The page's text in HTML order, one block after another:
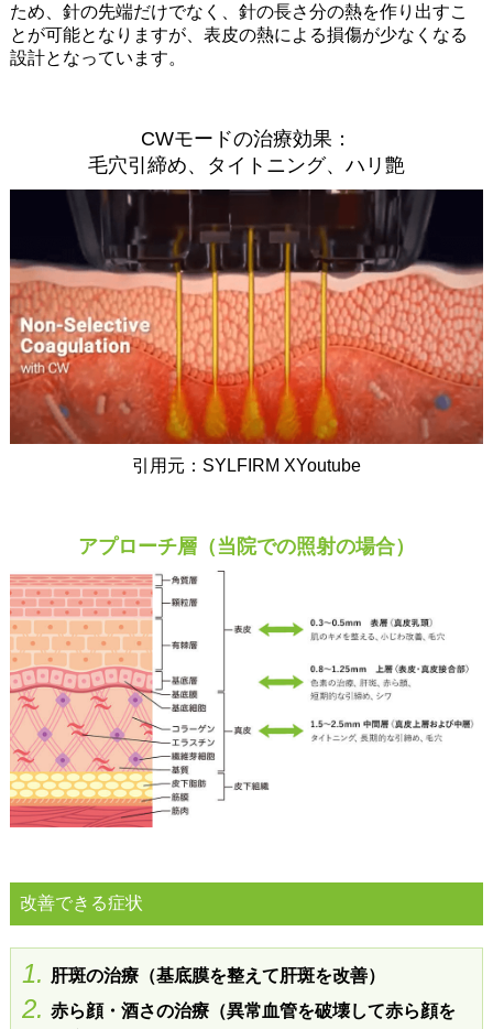
ため、針の先端だけでなく、針の長さ分の熱を作り出すこ
とが可能となりますが、表皮の熱による損傷が少なくなる
設計となっています。
CWモードの治療効果：
毛穴引締め、タイトニング、ハリ艶
引用元：SYLFIRM XYoutube
アプローチ層（当院での照射の場合）
改善できる症状
1. 肝斑の治療（基底膜を整えて肝斑を改善）
2. 赤ら顔・酒さの治療（異常血管を破壊して赤ら顔を